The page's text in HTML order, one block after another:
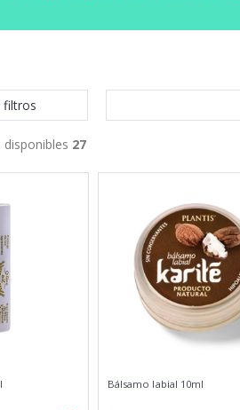
filtros
27
Bálsamo labial 10ml